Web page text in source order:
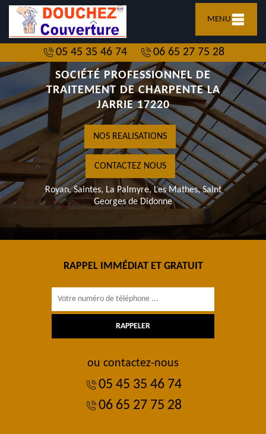
MENU
05 45 35 46 74
06 65 27 75 28
SOCIÉTÉ PROFESSIONNEL DE
TRAITEMENT DE CHARPENTE LA
JARRIE 17220
NOS REALISATIONS
CONTACTEZ NOUS
Royan, Saintes, La Palmyre, Les Mathes, Saint
Georges de Didonne
RAPPEL IMMÉDIAT ET GRATUIT
ou contactez-nous
05 45 35 46 74
06 65 27 75 28